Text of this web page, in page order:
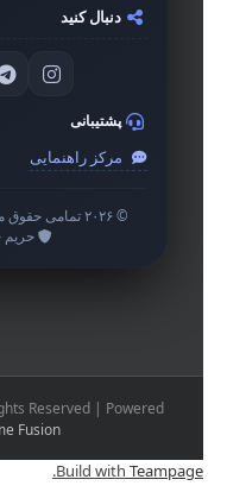
دنبال کنید
پشتیبانی
مرکز راهنمایی
© ۲۰۲۶ تمامی حقوق محفوظ است.
Reserved | Powered
Fusion
Build with Teampage
.